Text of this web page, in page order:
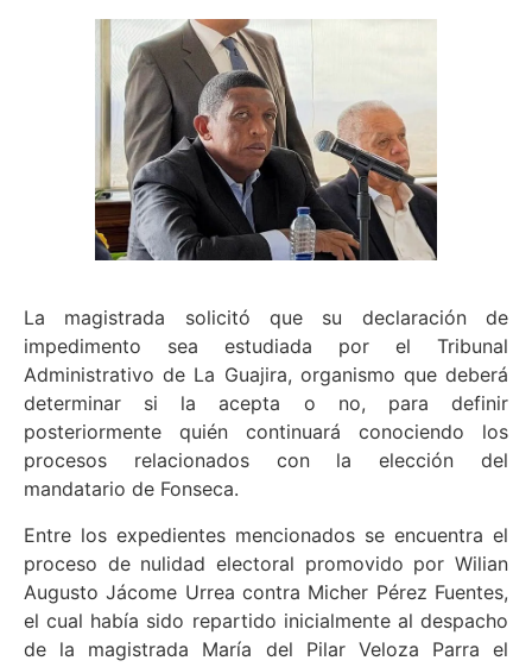
La magistrada solicitó que su declaración de
impedimento sea estudiada por el Tribunal
Administrativo de La Guajira, organismo que deberá
determinar si la acepta o no, para definir
posteriormente quién continuará conociendo los
procesos relacionados con la elección del
mandatario de Fonseca.
Entre los expedientes mencionados se encuentra el
proceso de nulidad electoral promovido por Wilian
Augusto Jácome Urrea contra Micher Pérez Fuentes,
el cual había sido repartido inicialmente al despacho
de la magistrada María del Pilar Veloza Parra el